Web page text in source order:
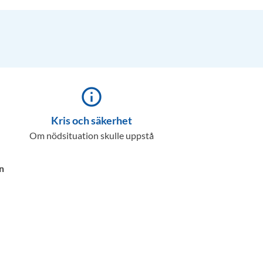
info_outline
Kris och säkerhet
Om nödsituation skulle uppstå